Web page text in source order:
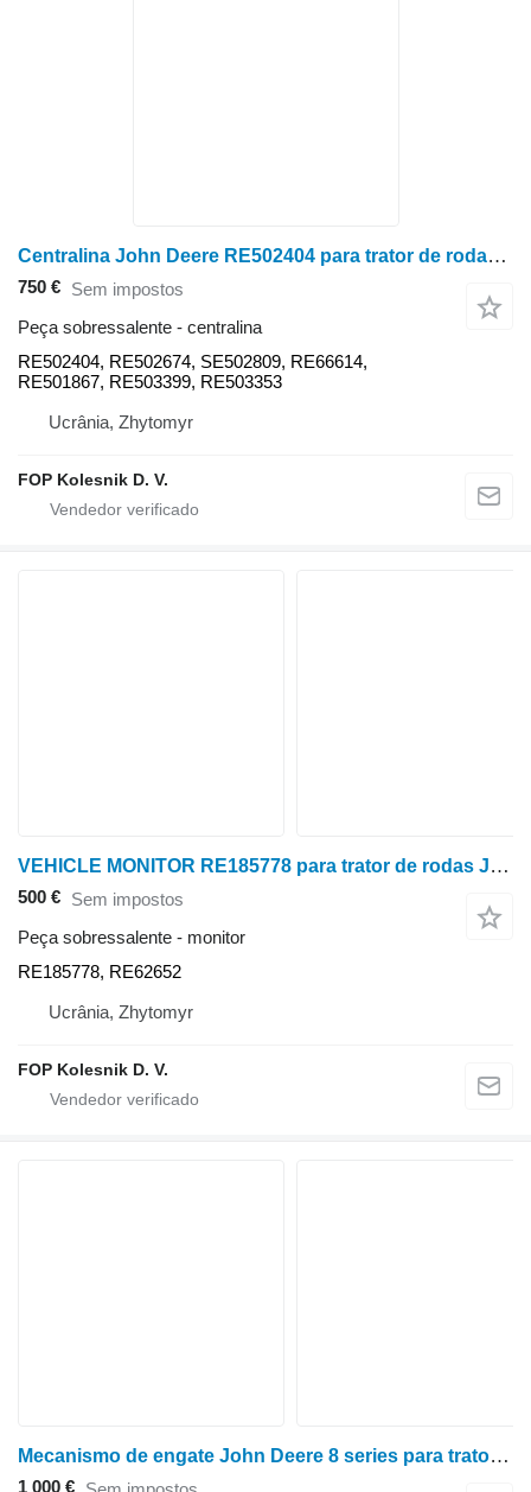
Centralina John Deere RE502404 para trator de rodas John Deere 7610, 7710, 7810, 8100, 8200, 8300, 8400, 8110, 8210, 8310, 8410, 9500, 9510, 9550, 9600, 9610, 9650, 9976, 9986
750 € Sem impostos
Peça sobressalente - centralina
RE502404, RE502674, SE502809, RE66614,
RE501867, RE503399, RE503353
Ucrânia, Zhytomyr
FOP Kolesnik D. V.
VEHICLE MONITOR RE185778 para trator de rodas John Deere 8100, 8200, 8300, 8400
500 € Sem impostos
Peça sobressalente - monitor
RE185778, RE62652
Ucrânia, Zhytomyr
FOP Kolesnik D. V.
Mecanismo de engate John Deere 8 series para trator de rodas John Deere 8400
1 000 €